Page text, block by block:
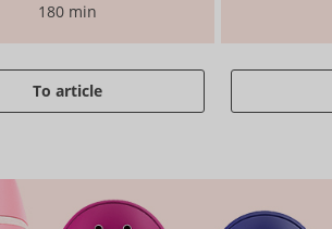
180 min
To article